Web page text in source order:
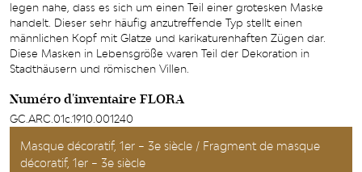
legen nahe, dass es sich um einen Teil einer grotesken Maske
handelt. Dieser sehr häufig anzutreffende Typ stellt einen
männlichen Kopf mit Glatze und karikaturenhaften Zügen dar.
Diese Masken in Lebensgröße waren Teil der Dekoration in
Stadthäusern und römischen Villen.
Numéro d'inventaire FLORA
GC.ARC.01c.1910.001240
Masque décoratif, 1er – 3e siècle / Fragment de masque
décoratif, 1er – 3e siècle